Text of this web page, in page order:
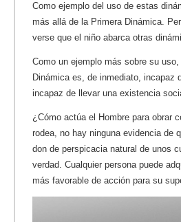
Como ejemplo del uso de estas
más allá de la Primera Dinámica.
verse que el niño abarca otras
Como un ejemplo más sobre su
Dinámica es, de inmediato, incapaz
incapaz de llevar una existencia
¿Cómo actúa el Hombre para obrar
rodea, no hay ninguna evidencia de
don de perspicacia natural de unos
verdad. Cualquier persona puede
más favorable de acción para su